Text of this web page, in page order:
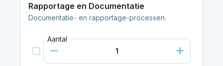
Rapportage en Documentatie
Documentatie- en rapportage-processen.
Aantal